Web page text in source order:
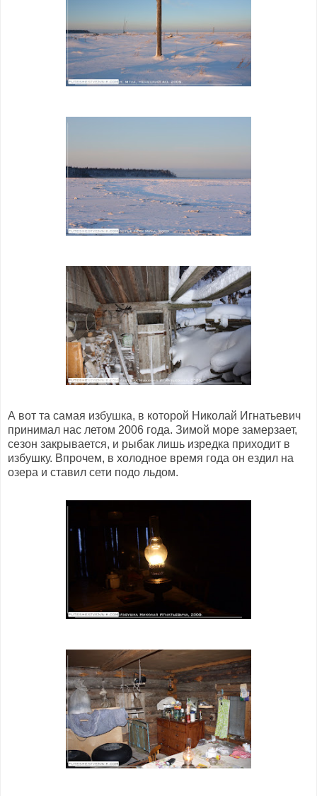
А вот та самая избушка, в которой Николай Игнатьевич
принимал нас летом 2006 года. Зимой море замерзает,
сезон закрывается, и рыбак лишь изредка приходит в
избушку. Впрочем, в холодное время года он ездил на
озера и ставил сети подо льдом.